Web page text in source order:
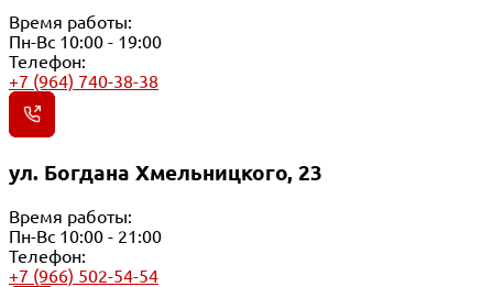
Время работы:
Пн-Вс 10:00 - 19:00
Телефон:
+7 (964) 740-38-38
ул. Богдана Хмельницкого, 23
Время работы:
Пн-Вс 10:00 - 21:00
Телефон:
+7 (966) 502-54-54